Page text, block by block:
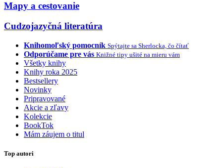
Mapy a cestovanie
Cudzojazyčná literatúra
Knihomoľský pomocník Spýtajte sa Sherlocka, čo čítať
Odporúčame pre vás Knižné tipy ušité na mieru vám
Všetky knihy
Knihy roka 2025
Bestsellery
Novinky
Pripravované
Akcie a zľavy
Kolekcie
BookTok
Mám záujem o titul
Top autori